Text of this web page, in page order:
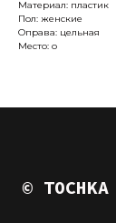
Материал: пластик
Пол: женские
Оправа: цельная
Место: о
©